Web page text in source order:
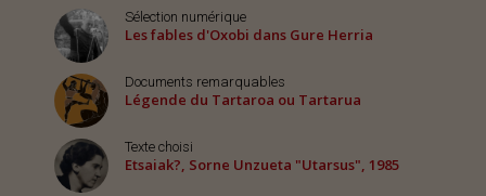
Sélection numérique
Les fables d'Oxobi dans Gure Herria
Documents remarquables
Légende du Tartaroa ou Tartarua
Texte choisi
Etsaiak?, Sorne Unzueta "Utarsus", 1985